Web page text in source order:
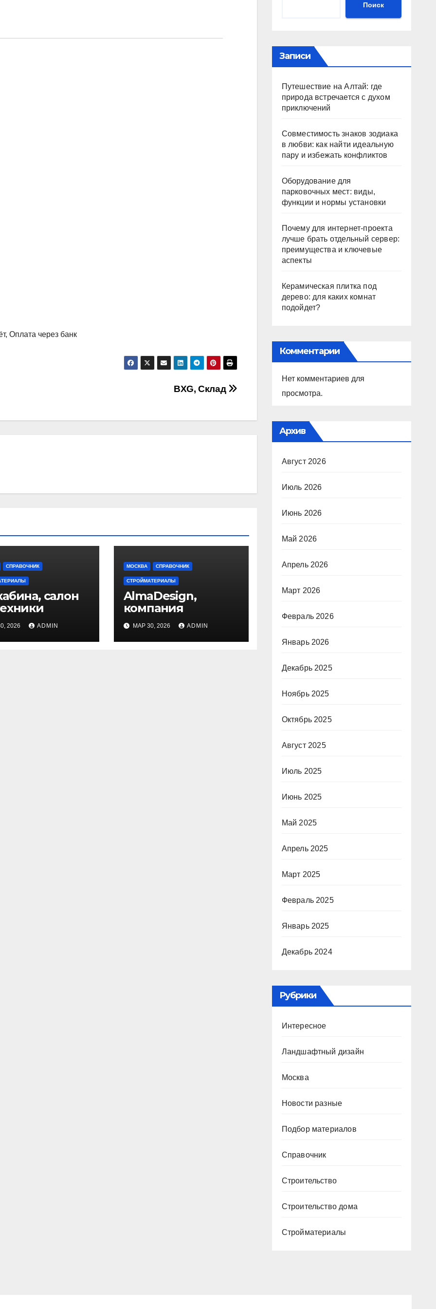
Оплата через банк
BXG, Склад
СПРАВОЧНИК
салон
2026 ADMIN
МОСКВА СПРАВОЧНИК
СТРОЙМАТЕРИАЛЫ
AlmaDesign,
компания
МАР 30, 2026 ADMIN
Поиск
Записи
Путешествие на Алтай: где
природа встречается с духом
приключений
Совместимость знаков зодиака
в любви: как найти идеальную
пару и избежать конфликтов
Оборудование для
парковочных мест: виды,
функции и нормы установки
Почему для интернет-проекта
лучше брать отдельный сервер:
преимущества и ключевые
аспекты
Керамическая плитка под
дерево: для каких комнат
подойдет?
Комментарии
Нет комментариев для
просмотра.
Архив
Август 2026
Июль 2026
Июнь 2026
Май 2026
Апрель 2026
Март 2026
Февраль 2026
Январь 2026
Декабрь 2025
Ноябрь 2025
Октябрь 2025
Август 2025
Июль 2025
Июнь 2025
Май 2025
Апрель 2025
Март 2025
Февраль 2025
Январь 2025
Декабрь 2024
Рубрики
Интересное
Ландшафтный дизайн
Москва
Новости разные
Подбор материалов
Справочник
Строительство
Строительство дома
Стройматериалы